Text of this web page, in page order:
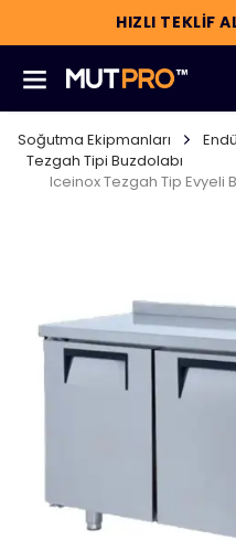
HIZLI TEKLİF
Soğutma Ekipmanları
Tezgah Tipi Buzdolabı
Iceinox Tezgah Tip Evyeli